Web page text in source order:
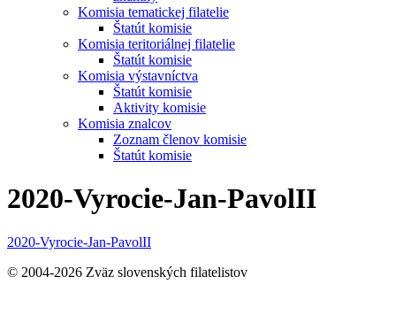
Komisia tematickej filatelie
Štatút komisie
Komisia teritoriálnej filatelie
Štatút komisie
Komisia výstavníctva
Štatút komisie
Aktivity komisie
Komisia znalcov
Zoznam členov komisie
Štatút komisie
2020-Vyrocie-Jan-PavolII
2020-Vyrocie-Jan-PavolII
© 2004-2026 Zväz slovenských filatelistov